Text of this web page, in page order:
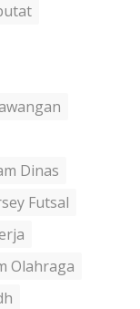
Dinas
Futsal
Olahraga